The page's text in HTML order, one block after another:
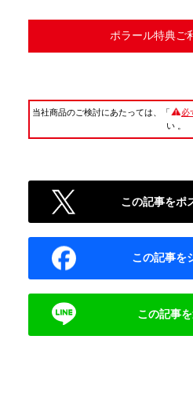
ポラール特典ご
当社商品のご検討にあたっては、「 必
い 。
この記事をポ
この記事を
この記事